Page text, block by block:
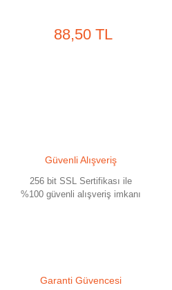
88,50 TL
Güvenli Alışveriş
256 bit SSL Sertifikası ile
%100 güvenli alışveriş imkanı
Garanti Güvencesi